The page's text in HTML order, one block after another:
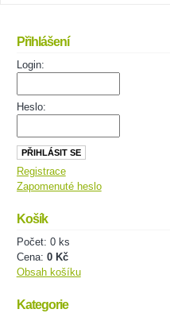
Přihlášení
Login:
Heslo:
Registrace
Zapomenuté heslo
Košík
Počet: 0 ks
Cena: 0 Kč
Obsah košíku
Kategorie